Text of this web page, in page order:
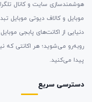
هوشمندسازی سایت و کانال
موبایل و کالاف دیوتی موبایل
دنیایی از اکانت‌های پابجی
روبه‌رو می‌شوید؛ هر اکانتی که
پیدا می‌کنید.
دسترسی سریع